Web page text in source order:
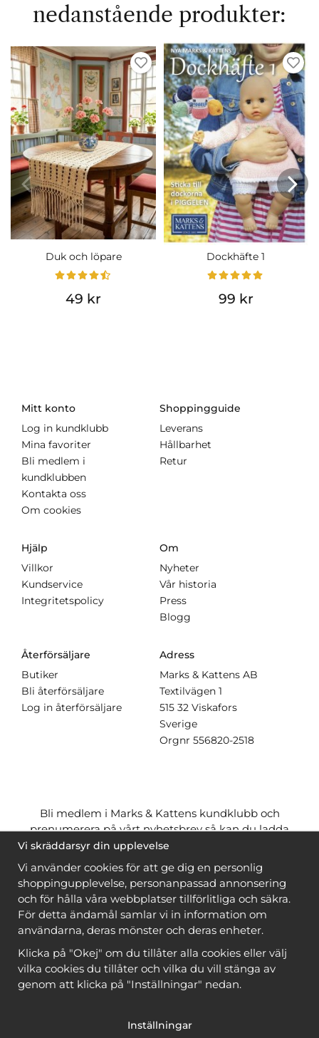
nedanstående produkter:
Duk och löpare
49 kr
Dockhäfte 1
99 kr
Mitt konto
Log in kundklubb
Mina favoriter
Bli medlem i
kundklubben
Kontakta oss
Om cookies
Shoppingguide
Leverans
Hållbarhet
Retur
Hjälp
Villkor
Kundservice
Integritetspolicy
Om
Nyheter
Vår historia
Press
Blogg
Återförsäljare
Butiker
Bli återförsäljare
Log in återförsäljare
Adress
Marks & Kattens AB
Textilvägen 1
515 32 Viskafors
Sverige
Orgnr 556820-2518
Bli medlem i Marks & Kattens kundklubb och
prenumerera på vårt nyhetsbrev så kan du ladda
ner många mönstergratisoch få många
när du handlar garn till mönstret. Du ser vilka som
är
gratis när du är inloggad
Bli medlem
Copyright © 2026, Marks & Kattens AB
Vi skräddarsyr din upplevelse
Vi använder cookies för att ge dig en personlig
shoppingupplevelse, personanpassad annonsering
och för hålla våra webbplatser tillförlitliga och säkra.
För detta ändamål samlar vi in information om
användarna, deras mönster och deras enheter.
Klicka på "Okej" om du tillåter alla cookies eller välj
vilka cookies du tillåter och vilka du vill stänga av
genom att klicka på "Inställningar" nedan.
Inställningar